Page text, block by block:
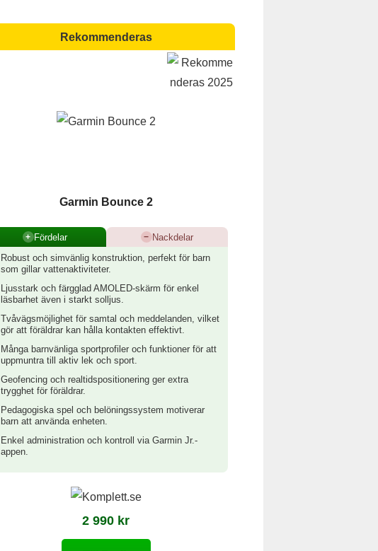
Rekommenderas
Garmin Bounce 2
+ Fördelar − Nackdelar
Robust och simvänlig konstruktion, perfekt för barn
som gillar vattenaktiviteter.
Ljusstark och färgglad AMOLED-skärm för enkel
läsbarhet även i starkt solljus.
Tvåvägsmöjlighet för samtal och meddelanden, vilket
gör att föräldrar kan hålla kontakten effektivt.
Många barnvänliga sportprofiler och funktioner för att
uppmuntra till aktiv lek och sport.
Geofencing och realtidspositionering ger extra
trygghet för föräldrar.
Pedagogiska spel och belöningssystem motiverar
barn att använda enheten.
Enkel administration och kontroll via Garmin Jr.-
appen.
2 990 kr